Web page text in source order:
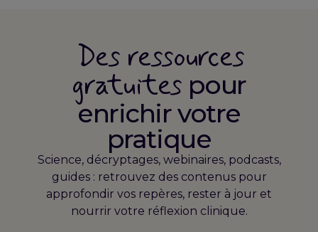
Des ressources
gratuites pour
enrichir votre
pratique
Science, décryptages, webinaires, podcasts,
guides : retrouvez des contenus pour
approfondir vos repères, rester à jour et
nourrir votre réflexion clinique.